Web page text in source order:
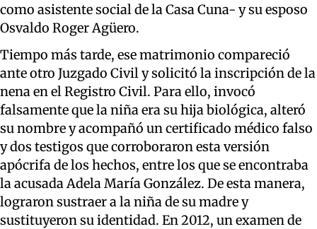
como asistente social de la Casa Cuna- y su esposo
Osvaldo Roger Agüero.
Tiempo más tarde, ese matrimonio compareció
ante otro Juzgado Civil y solicitó la inscripción de la
nena en el Registro Civil. Para ello, invocó
falsamente que la niña era su hija biológica, alteró
su nombre y acompañó un certificado médico falso
y dos testigos que corroboraron esta versión
apócrifa de los hechos, entre los que se encontraba
la acusada Adela María González. De esta manera,
lograron sustraer a la niña de su madre y
sustituyeron su identidad. En 2012, un examen de